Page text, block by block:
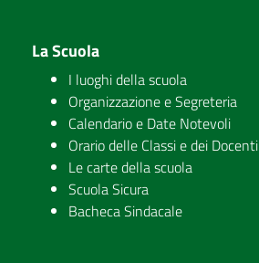
La Scuola
I luoghi della scuola
Organizzazione e Segreteria
Calendario e Date Notevoli
Orario delle Classi e dei Docenti
Le carte della scuola
Scuola Sicura
Bacheca Sindacale